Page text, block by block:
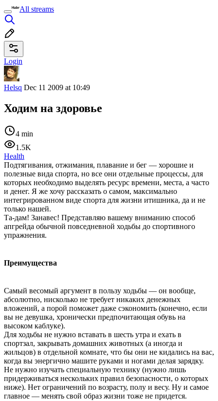
All streams
Login
Helsq Dec 11 2009 at 10:49
Ходим на здоровье
4 min
1.5K
Health
Подтягивания, отжимания, плавание и бег — хорошие и
полезные вида спорта, но все они отдельные процессы, для
которых необходимо выделять ресурс времени, места, а часто
и денег. Я же хочу рассказать о самом, максимально
интегрированном виде спорта для жизни итишника, да и не
только нашей.
Та-дам! Занавес! Представляю вашему вниманию способ
апгрейда обычной повседневной ходьбы до спортивного
упражнения.
Преимущества
Самый весомый аргумент в пользу ходьбы — он вообще,
абсолютно, нисколько не требует никаких денежных
вложений, а порой поможет даже сэкономить (конечно, если
вы не девушка, хронически предпочитающая обувь на
высоком каблуке).
Для ходьбы не нужно вставать в шесть утра и ехать в
спортзал, закрывать домашних животных (а иногда и
жильцов) в отдельной комнате, что бы они не кидались на вас,
когда вы энергично машите руками и ногами делая зарядку.
Не нужно изучать специальную технику (нужно лишь
придерживаться нескольких правил безопасности, о которых
ниже). Нет ограничений по возрасту, полу и весу. Ну и самое
главное — менять свой образ жизни тоже не придется.